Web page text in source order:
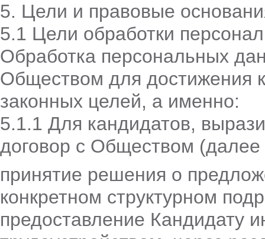
5. Цели и правовые
5.1 Цели обработки
Обработка персональных
Обществом для достижения
законных целей, а именно:
5.1.1 Для кандидатов,
договор с Обществом
принятие решения о
конкретном структурном
предоставление Кандидату